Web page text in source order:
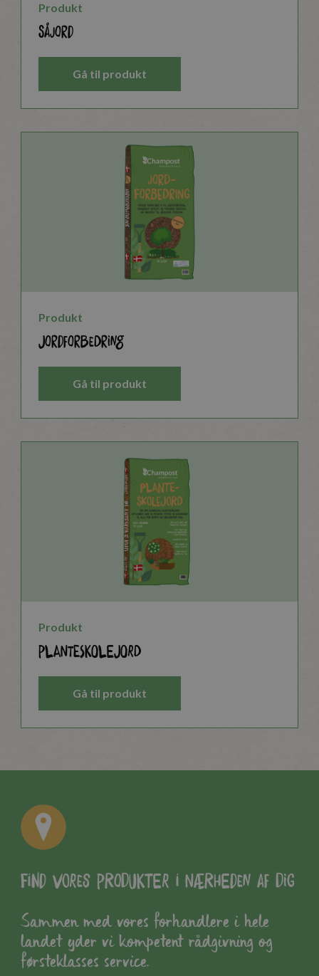
Produkt
Såjord
Gå til produkt
Produkt
Jordforbedring
Gå til produkt
Produkt
Planteskolejord
Gå til produkt
Find vores produkter i nærheden af dig
Sammen med vores forhandlere i hele
landet yder vi kompetent rådgivning og
førsteklasses service.